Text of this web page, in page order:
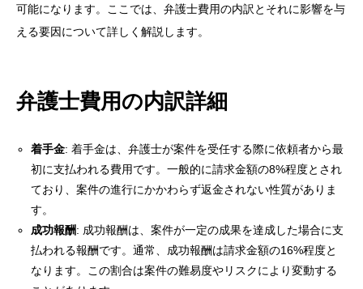
可能になります。ここでは、弁護士費用の内訳とそれに影響を与
える要因について詳しく解説します。
弁護士費用の内訳詳細
着手金: 着手金は、弁護士が案件を受任する際に依頼者から最
初に支払われる費用です。一般的に請求金額の8%程度とされ
ており、案件の進行にかかわらず返金されない性質がありま
す。
成功報酬: 成功報酬は、案件が一定の成果を達成した場合に支
払われる報酬です。通常、成功報酬は請求金額の16%程度と
なります。この割合は案件の難易度やリスクにより変動する